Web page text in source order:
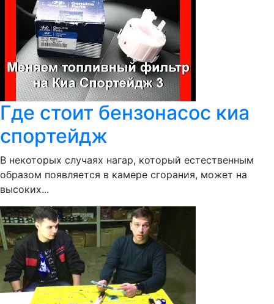
Где стоит бензонасос киа
спортейдж
В некоторых случаях нагар, который естественным
образом появляется в камере сгорания, может на
высоких...